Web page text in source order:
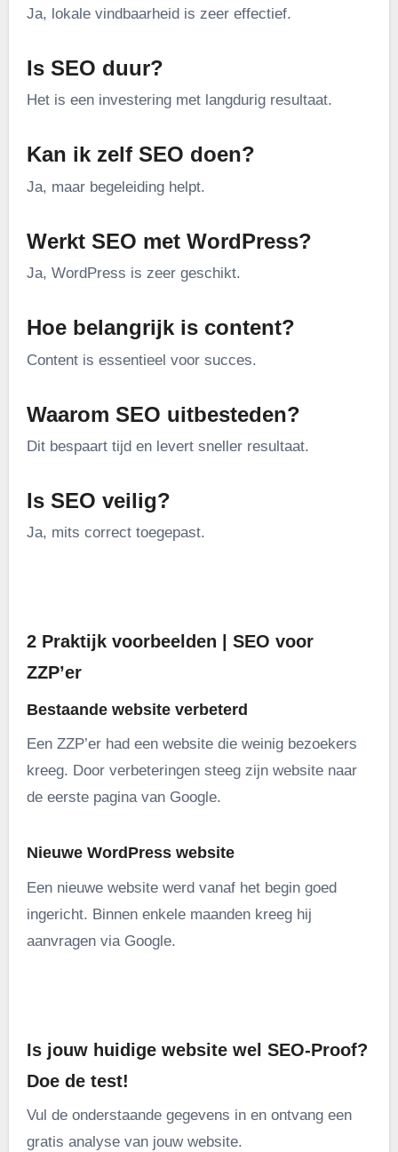
Ja, lokale vindbaarheid is zeer effectief.
Is SEO duur?
Het is een investering met langdurig resultaat.
Kan ik zelf SEO doen?
Ja, maar begeleiding helpt.
Werkt SEO met WordPress?
Ja, WordPress is zeer geschikt.
Hoe belangrijk is content?
Content is essentieel voor succes.
Waarom SEO uitbesteden?
Dit bespaart tijd en levert sneller resultaat.
Is SEO veilig?
Ja, mits correct toegepast.
2 Praktijk voorbeelden | SEO voor
ZZP’er
Bestaande website verbeterd
Een ZZP’er had een website die weinig bezoekers
kreeg. Door verbeteringen steeg zijn website naar
de eerste pagina van Google.
Nieuwe WordPress website
Een nieuwe website werd vanaf het begin goed
ingericht. Binnen enkele maanden kreeg hij
aanvragen via Google.
Is jouw huidige website wel SEO-Proof?
Doe de test!
Vul de onderstaande gegevens in en ontvang een
gratis analyse van jouw website.